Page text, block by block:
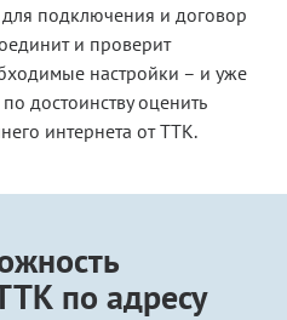
подключения и договор
и проверит
настройки – и уже
достоинству оценить
интернета от ТТК.
по адресу